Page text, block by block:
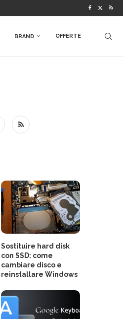
BRAND OFFERTE
Sostituire hard disk
con SSD: come
cambiare disco e
reinstallare Windows